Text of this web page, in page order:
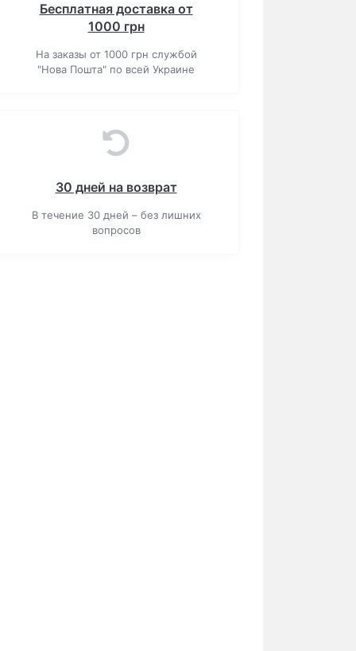
Бесплатная доставка от
1000 грн
На заказы от 1000 грн службой
"Нова Пошта" по всей Украине
30 дней на возврат
В течение 30 дней – без лишних
вопросов